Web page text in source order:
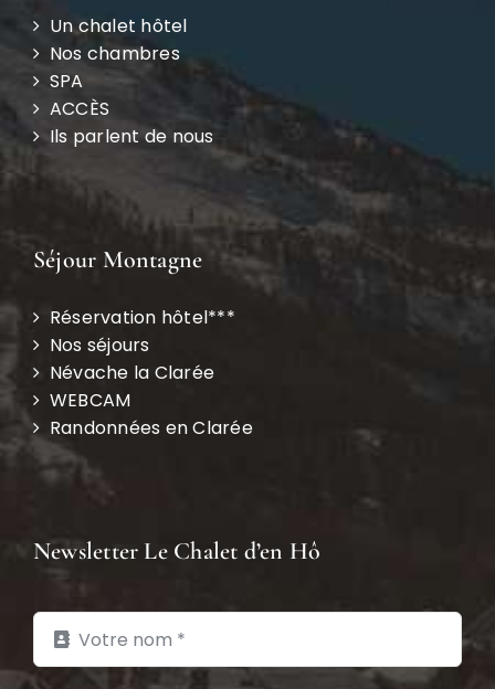
Un chalet hôtel
Nos chambres
SPA
ACCÈS
Ils parlent de nous
Séjour Montagne
Réservation hôtel***
Nos séjours
Névache la Clarée
WEBCAM
Randonnées en Clarée
Newsletter Le Chalet d’en Hô